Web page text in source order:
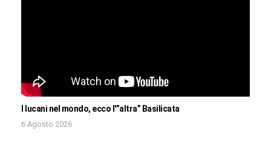
I lucani nel mondo, ecco l'”altra” Basilicata
6 Agosto 2026